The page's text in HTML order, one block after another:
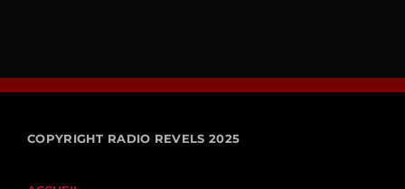
COPYRIGHT RADIO REVELS 2025